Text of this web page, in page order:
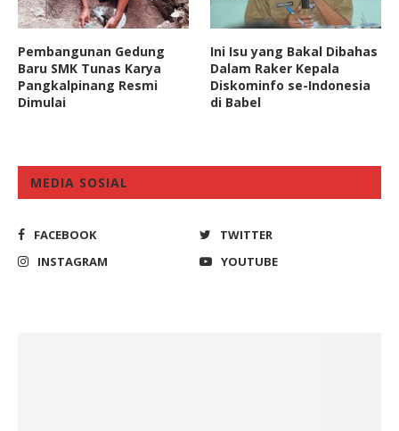
Pembangunan Gedung
Baru SMK Tunas Karya
Pangkalpinang Resmi
Dimulai
Ini Isu yang Bakal Dibahas
Dalam Raker Kepala
Diskominfo se-Indonesia
di Babel
MEDIA SOSIAL
FACEBOOK
TWITTER
INSTAGRAM
YOUTUBE